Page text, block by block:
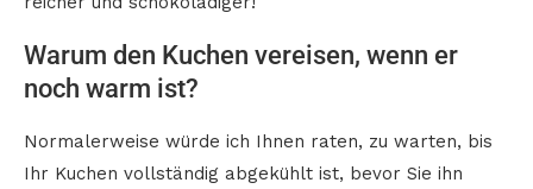
Warum den Kuchen vereisen, wenn er
noch warm ist?
Normalerweise würde ich Ihnen raten, zu warten, bis
Ihr Kuchen vollständig abgekühlt ist, bevor Sie ihn